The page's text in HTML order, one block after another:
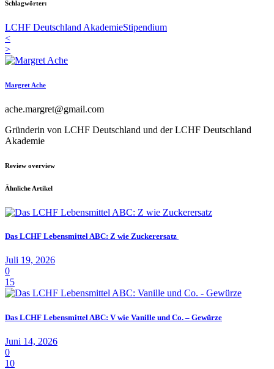
Schlagwörter:
LCHF Deutschland AkademieStipendium
<
>
Margret Ache
ache.margret@gmail.com
Gründerin von LCHF Deutschland und der LCHF Deutschland
Akademie
Review overview
Ähnliche Artikel
Das LCHF Lebensmittel ABC: Z wie Zuckerersatz
Juli 19, 2026
0
15
Das LCHF Lebensmittel ABC: V wie Vanille und Co. – Gewürze
Juni 14, 2026
0
10